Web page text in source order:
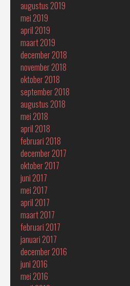
augustus 2019
mei 2019
april 2019
maart 2019
december 2018
november 2018
oktober 2018
september 2018
augustus 2018
mei 2018
april 2018
februari 2018
december 2017
oktober 2017
juni 2017
mei 2017
april 2017
maart 2017
februari 2017
januari 2017
december 2016
juni 2016
mei 2016